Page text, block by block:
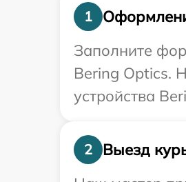
1
Заполните
Bering Optics.
устройства
2
Выезд